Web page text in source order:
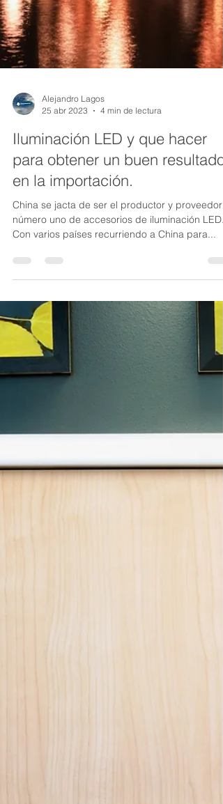
Alejandro Lagos
25 abr 2023
4 min de lectura
Iluminación LED y que hacer
para obtener un buen resultado
en la importación.
China se jacta de ser el productor y proveedor
número uno de accesorios de iluminación LED.
Con varios países recurriendo a China para...